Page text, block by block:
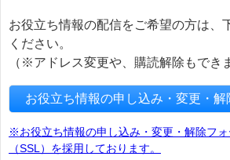
お役立ち情報の配信をご希望の方は、
ください。
（※アドレス変更や、購読解除もでき
お役立ち情報の申し込み・変更・解
※お役立ち情報の申し込み・変更・解除フ
（SSL）を採用しております。